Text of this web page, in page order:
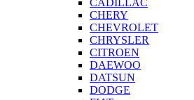
CADILLAC
CHERY
CHEVROLET
CHRYSLER
CITROEN
DAEWOO
DATSUN
DODGE